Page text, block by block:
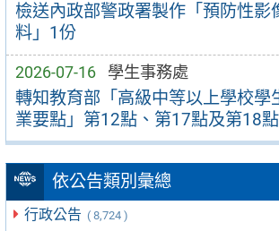
檢送內政部警政署製作「預防性影
料」1份
2026-07-16 學生事務處
轉知教育部「高級中等以上學校學
業要點」第12點、第17點及第18
依公告類別彙總
行政公告 ( 8,724 )